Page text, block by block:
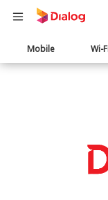
Main
navigation
Mobile Wi-